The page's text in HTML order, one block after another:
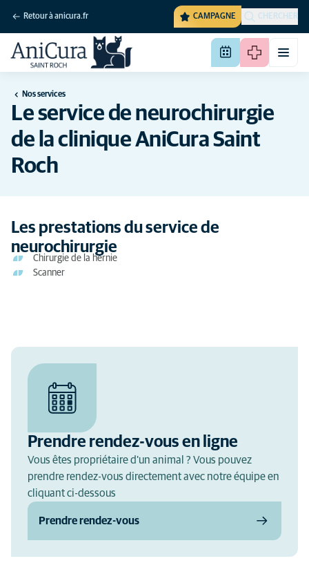
Retour à anicura.fr CAMPAGNE CHERCHER
Nos services
Le service de neurochirurgie
de la clinique AniCura Saint
Roch
Les prestations du service de
neurochirurgie
Chirurgie de la hernie
Scanner
Prendre rendez-vous en ligne
Vous êtes propriétaire d'un animal ? Vous pouvez
prendre rendez-vous directement avec notre équipe en
cliquant ci-dessous
Prendre rendez-vous